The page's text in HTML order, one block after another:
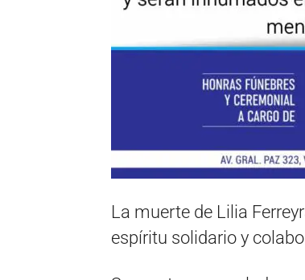
La muerte de Lilia
espíritu solidario y